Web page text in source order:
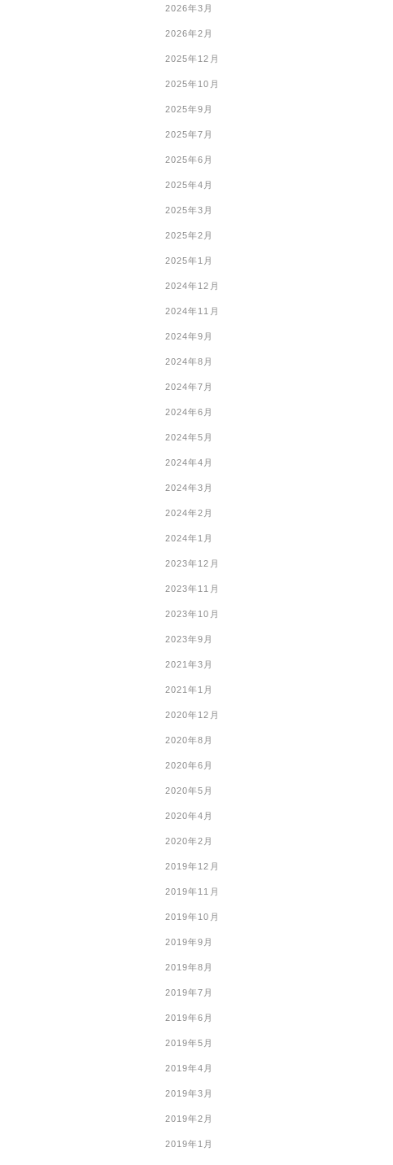
2026年3月
2026年2月
2025年12月
2025年10月
2025年9月
2025年7月
2025年6月
2025年4月
2025年3月
2025年2月
2025年1月
2024年12月
2024年11月
2024年9月
2024年8月
2024年7月
2024年6月
2024年5月
2024年4月
2024年3月
2024年2月
2024年1月
2023年12月
2023年11月
2023年10月
2023年9月
2021年3月
2021年1月
2020年12月
2020年8月
2020年6月
2020年5月
2020年4月
2020年2月
2019年12月
2019年11月
2019年10月
2019年9月
2019年8月
2019年7月
2019年6月
2019年5月
2019年4月
2019年3月
2019年2月
2019年1月